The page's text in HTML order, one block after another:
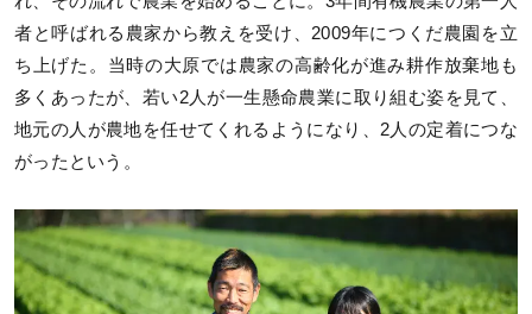
者と呼ばれる農家から教えを受け、2009年につくだ農園を立
ち上げた。当時の大原では農家の高齢化が進み耕作放棄地も
多くあったが、若い2人が一生懸命農業に取り組む姿を見て、
地元の人が農地を任せてくれるようになり、2人の定着につな
がったという。